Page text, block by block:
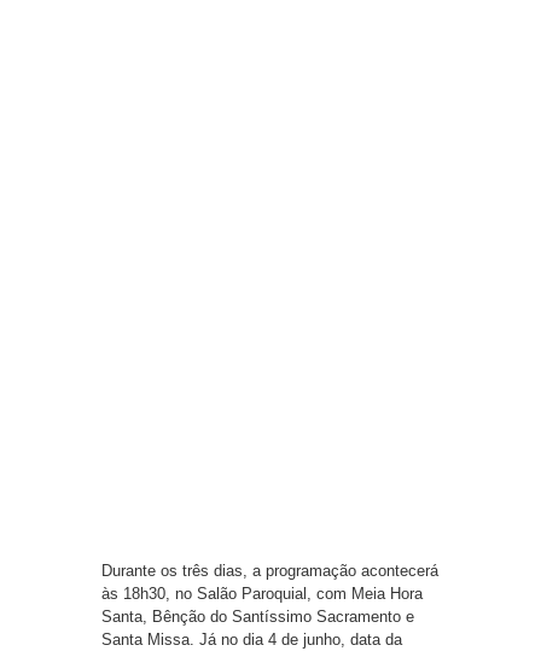
Durante os três dias, a programação acontecerá
às 18h30, no Salão Paroquial, com Meia Hora
Santa, Bênção do Santíssimo Sacramento e
Santa Missa. Já no dia 4 de junho, data da